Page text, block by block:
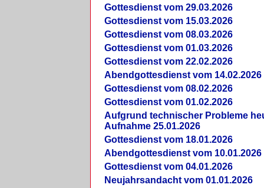
Gottesdienst vom 29.03.2026
Gottesdienst vom 15.03.2026
Gottesdienst vom 08.03.2026
Gottesdienst vom 01.03.2026
Gottesdienst vom 22.02.2026
Abendgottesdienst vom 14.02.2026
Gottesdienst vom 08.02.2026
Gottesdienst vom 01.02.2026
Aufgrund technischer Probleme
Aufnahme 25.01.2026
Gottesdienst vom 18.01.2026
Abendgottesdienst vom 10.01.2026
Gottesdienst vom 04.01.2026
Neujahrsandacht vom 01.01.2026